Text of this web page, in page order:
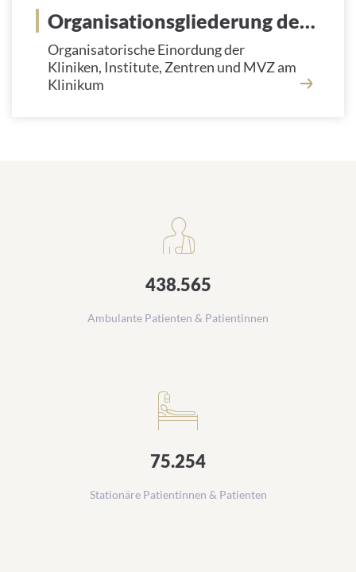
Organisationsgliederung des Klinikums
Organisatorische Einordung der
Kliniken, Institute, Zentren und MVZ am
Klinikum
438.565
Ambulante Patienten & Patientinnen
75.254
Stationäre Patientinnen & Patienten